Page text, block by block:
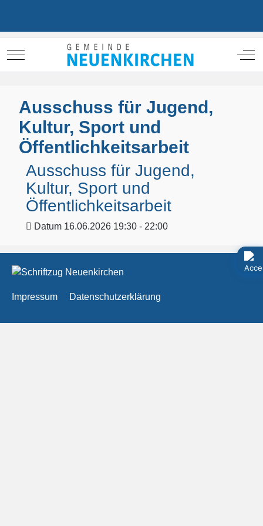
Mobile Menu Toggle Off-
Ausschuss für Jugend,
Kultur, Sport und
Öffentlichkeitsarbeit
Ausschuss für Jugend,
Kultur, Sport und
Öffentlichkeitsarbeit
Datum 16.06.2026 19:30 - 22:00
Impressum Datenschutzerklärung